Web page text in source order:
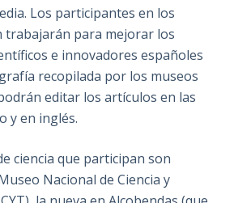
Los participantes en los
trabajarán para mejorar los
e innovadores españoles
recopilada por los museos
editar los artículos en las
y en inglés.
ciencia que participan son
Nacional de Ciencia y